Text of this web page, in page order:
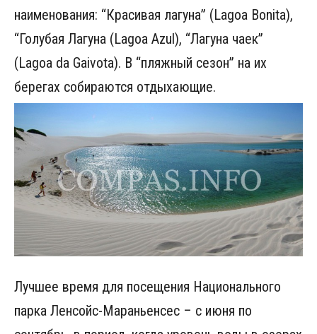
наименования: “Красивая лагуна” (Lagoa Bonita),
“Голубая Лагуна (Lagoa Azul), “Лагуна чаек”
(Lagoa da Gaivota). В “пляжный сезон” на их
берегах собираются отдыхающие.
Лучшее время для посещения Национального
парка Ленсойc-Мараньенсес – с июня по